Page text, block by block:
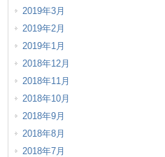
2019年3月
2019年2月
2019年1月
2018年12月
2018年11月
2018年10月
2018年9月
2018年8月
2018年7月